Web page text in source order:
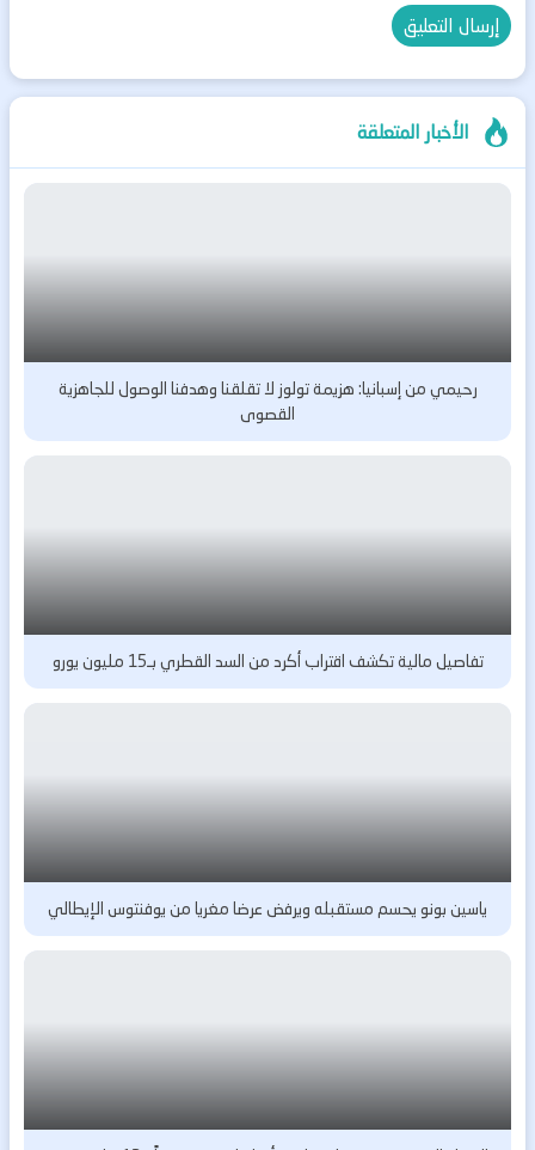
الأخبار المتعلقة
رحيمي من إسبانيا: هزيمة تولوز لا تقلقنا وهدفنا الوصول للجاهزية
القصوى
تفاصيل مالية تكشف اقتراب أكرد من السد القطري بـ15 مليون يورو
ياسين بونو يحسم مستقبله ويرفض عرضا مغريا من يوفنتوس الإيطالي